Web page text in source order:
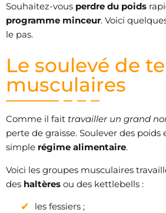
Souhaitez-vous perdre du poids
programme minceur. Voici
le pas.
Le soulevé de
musculaires
Comme il fait travailler un grand
perte de graisse. Soulever des poids
simple régime alimentaire.
Voici les groupes musculaires
des haltères ou des kettlebells :
les fessiers ;